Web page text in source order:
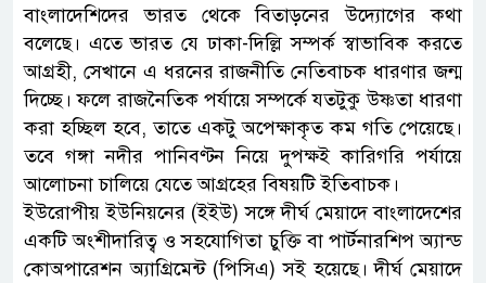
বাংলাদেশিদের ভারত থেকে বিতাড়নের উদ্যোগের কথা
বলেছে। এতে ভারত যে ঢাকা-দিল্লি সম্পর্ক স্বাভাবিক করতে
আগ্রহী, সেখানে এ ধরনের রাজনীতি নেতিবাচক ধারণার জন্ম
দিচ্ছে। ফলে রাজনৈতিক পর্যায়ে সম্পর্কে যতটুকু উষ্ণতা ধারণা
করা হচ্ছিল হবে, তাতে একটু অপেক্ষাকৃত কম গতি পেয়েছে।
তবে গঙ্গা নদীর পানিবণ্টন নিয়ে দুপক্ষই কারিগরি পর্যায়ে
আলোচনা চালিয়ে যেতে আগ্রহের বিষয়টি ইতিবাচক।
ইউরোপীয় ইউনিয়নের (ইইউ) সঙ্গে দীর্ঘ মেয়াদে বাংলাদেশের
একটি অংশীদারিত্ব ও সহযোগিতা চুক্তি বা পার্টনারশিপ অ্যান্ড
কোঅপারেশন অ্যাগ্রিমেন্ট (পিসিএ) সই হয়েছে। দীর্ঘ মেয়াদে